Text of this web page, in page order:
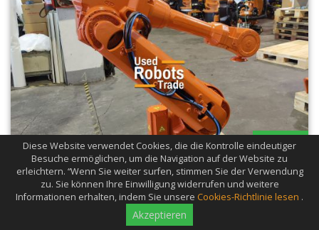
verfügbar
Diese Website verwendet Cookies, die die Kontrolle eindeutiger
Besuche ermöglichen, um die Navigation auf der Website zu
erleichtern. “Wenn Sie weiter surfen, stimmen Sie der Verwendung
zu. Sie können Ihre Einwilligung widerrufen und weitere
Informationen erhalten, indem Sie unsere Cookies-Richtlinie lesen .
Akzeptieren